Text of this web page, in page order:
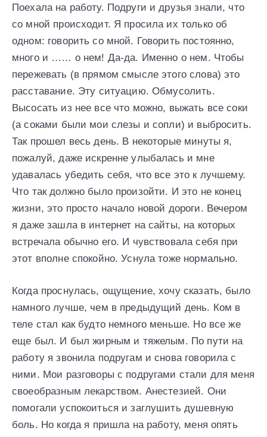
Поехала на работу. Подруги и друзья знали, что
со мной происходит. Я просила их только об
одном: говорить со мной. Говорить постоянно,
много и …… о нем! Да-да. Именно о нем. Чтобы
пережевать (в прямом смысле этого слова) это
расставание. Эту ситуацию. Обмусолить.
Высосать из нее все что можно, выжать все соки
(а соками были мои слезы и сопли) и выбросить.
Так прошел весь день. В некоторые минуты я,
пожалуй, даже искренне улыбалась и мне
удавалась убедить себя, что все это к лучшему.
Что так должно было произойти. И это не конец
жизни, это просто начало новой дороги. Вечером
я даже зашла в интернет на сайты, на которых
встречала обычно его. И чувствовала себя при
этот вполне спокойно. Уснула тоже нормально.
Когда проснулась, ощущение, хочу сказать, было
намного лучше, чем в предыдущий день. Ком в
теле стал как будто немного меньше. Но все же
еще был. И был жирным и тяжелым. По пути на
работу я звонила подругам и снова говорила с
ними. Мои разговоры с подругами стали для меня
своеобразным лекарством. Анестезией. Они
помогали успокоиться и заглушить душевную
боль. Но когда я пришла на работу, меня опять